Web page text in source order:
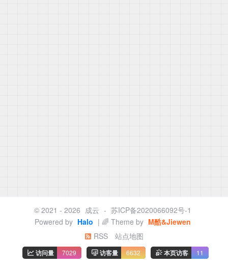
© 2021 - 2026 成云 - 苏ICP备2020066092号-1
Powered by Halo | 🌈 Theme by M酷&Jiewen
RSS
站点地图
访问量 7029 访客量 6632 本页访客 11